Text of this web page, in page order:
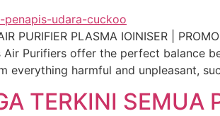
PURIFIER PLASMA IOINISER |
Air Purifiers offer the perfect balance
everything harmful and unpleasant,
TERKINI SEMUA